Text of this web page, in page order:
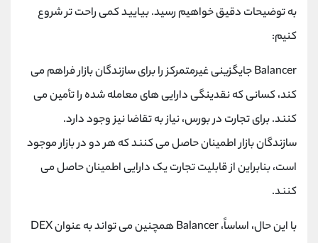
به توضیحات دقیق خواهیم رسید. بیایید کمی راحت تر شروع
کنیم:
Balancer جایگزینی غیرمتمرکز را برای سازندگان بازار فراهم می
کند، کسانی که نقدینگی دارایی های معامله شده را تأمین می
کنند. برای تجارت در بورس، نیاز به تقاضا نیز وجود دارد.
سازندگان بازار اطمینان حاصل می کنند که هر دو در بازار موجود
است، بنابراین از قابلیت تجارت یک دارایی اطمینان حاصل می
کنند.
با این حال، اساساً، Balancer همچنین می تواند به عنوان DEX